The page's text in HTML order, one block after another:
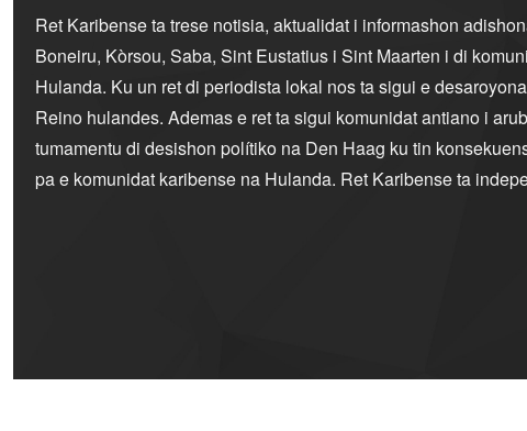
Ret Karibense ta trese notisia, aktualidat i informashon
Boneiru, Kòrsou, Saba, Sint Eustatius i Sint Maarten i di
Hulanda. Ku un ret di periodista lokal nos ta sigui e
Reino hulandes. Ademas e ret ta sigui komunidat antiano i
tumamentu di desishon polítiko na Den Haag ku tin
pa e komunidat karibense na Hulanda. Ret Karibense ta